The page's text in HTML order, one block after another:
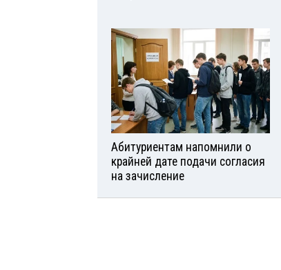
Абитуриентам напомнили о
крайней дате подачи согласия
на зачисление